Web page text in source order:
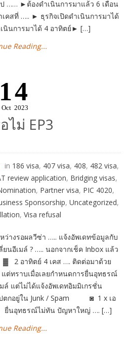
…… ►ต้องดำเนินการมาแล้ว 6 เดือน
คสที่ ….. ► ธุรกิจเปิดดำเนินการมาได้
นินการมาได้ 4 อาทิตย์► […]
Reading...
14
Oct 2023
ไม่ EP3
in 186 visa, 407 visa, 408, 482 visa,
review application, Bridging visas,
, Partner visa, PIC 4020,
Sponsorship, Uncategorized,
, Visa refusal
างรอผลวีซ่า ….. แจ้งอัพเดทข้อมูลกับ
อีเมล์ ? ….. นอกจากเช็ค Inbox แล้ว
▓ 2 อาทิตย์ 4 เคส …. ติดต่อมาด้วย
ต่ทราบเมื่อเลยกำหนดการยื่นอุทธรณ์
แต่ไม่ได้แจ้งอัพเดทอิมมิเกรชั่น
ปตกอยู่ใน Junk / Spam ◙ 1 x เอ
ยื่นอุทธรณ์ไม่ทัน ปัญหาใหญ่ …. […]
Reading...